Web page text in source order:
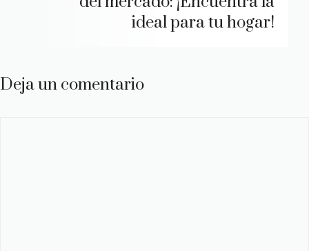
ideal para tu hogar!
Deja un comentario